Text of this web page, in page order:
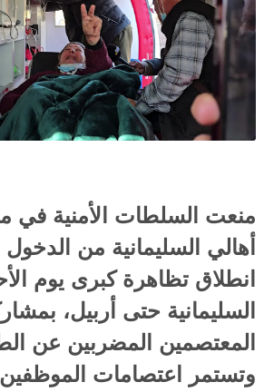
منعت السلطات الأمنية في
أهالي السليمانية من الدخول
انطلاق تظاهرة كبرى يوم
السليمانية حتى أربيل،
المعتصمين المضربين عن
وتستمر اعتصامات